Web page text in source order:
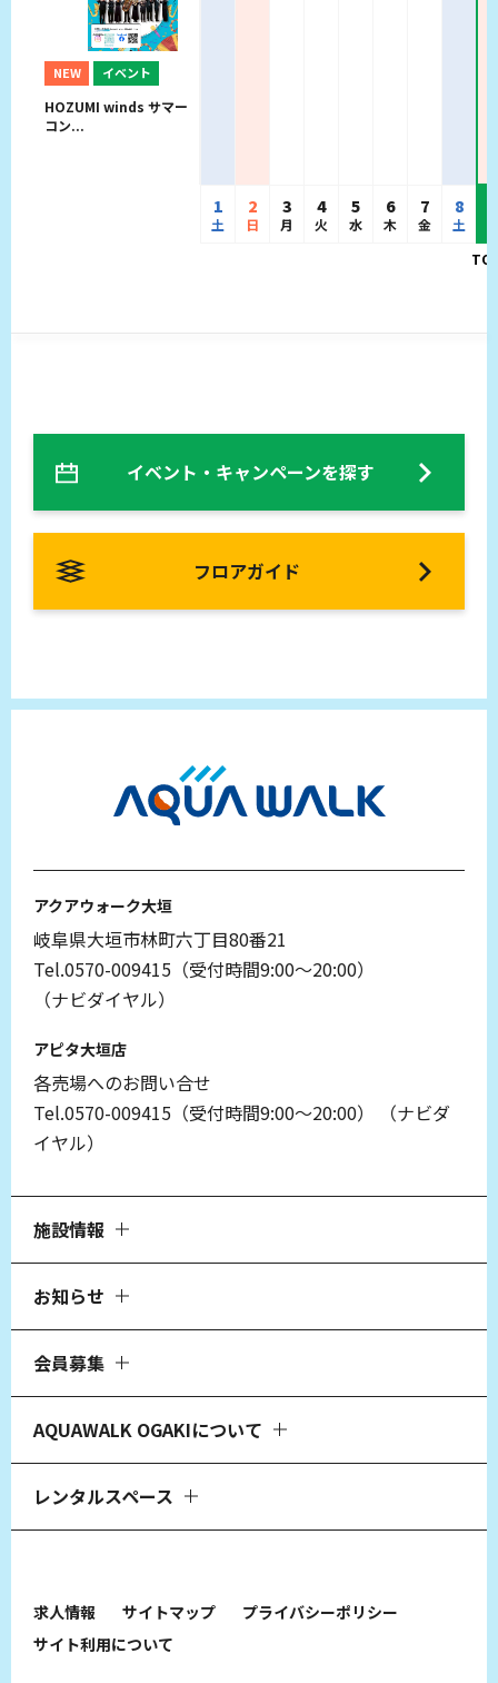
NEW イベント
HOZUMI winds サマー
コン...
1
土
2
日
3
月
4
火
5
水
6
木
7
金
8
土
イベント・キャンペーンを探す
フロアガイド
アクアウォーク大垣
岐阜県大垣市林町六丁目80番21
Tel.0570-009415（受付時間9:00～20:00）
（ナビダイヤル）
アピタ大垣店
各売場へのお問い合せ
Tel.0570-009415（受付時間9:00～20:00）
（ナビダ
イヤル）
施設情報
お知らせ
会員募集
AQUAWALK OGAKIについて
レンタルスペース
求人情報 サイトマップ
プライバシーポリシー
サイト利用について